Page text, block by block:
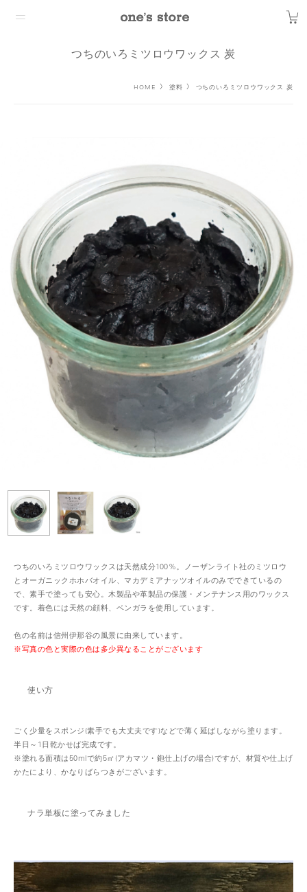
つちのいろミツロウワックス 炭
HOME 塗料 つちのいろミツロウワックス 炭
つちのいろミツロウワックスは天然成分100%。ノーザンライト社のミツロウ
とオーガニックホホバオイル、マカデミアナッツオイルのみでできているの
で、素手で塗っても安心。木製品や革製品の保護・メンテナンス用のワックス
です。着色には天然の顔料、ベンガラを使用しています。
色の名前は信州伊那谷の風景に由来しています。
※写真の色と実際の色は多少異なることがございます
使い方
ごく少量をスポンジ(素手でも大丈夫です)などで薄く延ばしながら塗ります。
半日～1日乾かせば完成です。
※塗れる面積は50mlで約5㎡(アカマツ・鉋仕上げの場合)ですが、材質や仕上げ
かたにより、かなりばらつきがございます。
ナラ単板に塗ってみました